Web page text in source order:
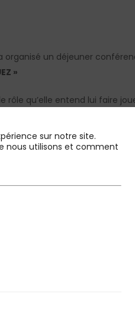
organisé un déjeuner
»
rôle qu’elle entend lui faire
de la Cité)
nous a dit
général.
, Associé du
sur notre site.
nous utilisons et comment